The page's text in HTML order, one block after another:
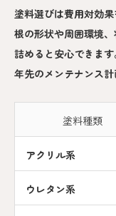
塗料選びは費用対効
根の形状や周囲環境
詰めると安心できま
年先のメンテナンス
塗料種類
アクリル系
ウレタン系